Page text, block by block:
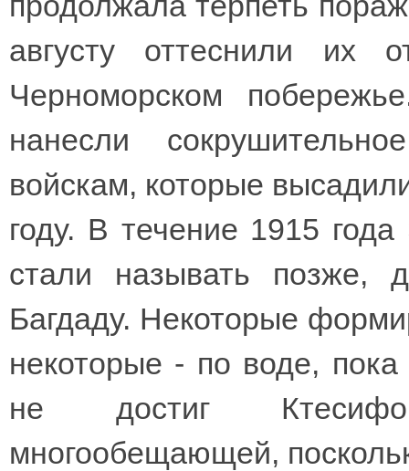
августу оттеснили
Черноморском
нанесли
войскам, которые
году. В течение 1915
стали называть позже,
Багдаду. Некоторые
некоторые - по воде,
не достиг
многообещающей,